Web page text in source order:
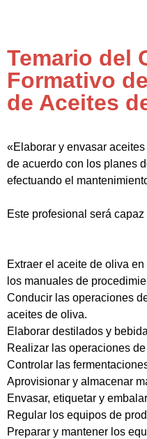
Temario del
Formativo
de Aceites
«Elaborar y envasar
de acuerdo con los planes
efectuando el
Este profesional será capaz
Extraer el aceite de oliva
los manuales de
Conducir las operaciones
aceites de oliva.
Elaborar destilados y
Realizar las operaciones
Controlar las
Aprovisionar y almacenar
Envasar, etiquetar y
Regular los equipos de
Preparar y mantener los